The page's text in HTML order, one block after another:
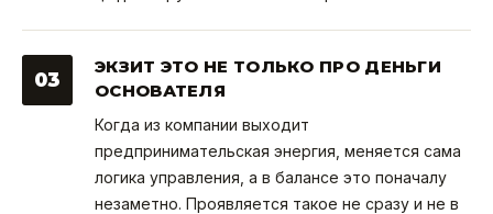
03
ЭКЗИТ ЭТО НЕ ТОЛЬКО ПРО ДЕНЬГИ
ОСНОВАТЕЛЯ
Когда из компании выходит
предпринимательская энергия, меняется сама
логика управления, а в балансе это поначалу
незаметно. Проявляется такое не сразу и не в